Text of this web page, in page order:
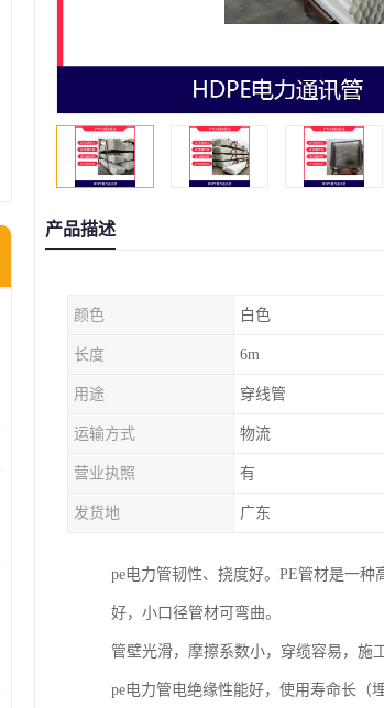
产品描述
颜色 白色
长度 6m
用途 穿线管
运输方式 物流
营业执照 有
发货地 广东
pe电力管韧性、挠度好。PE管材是一
好，小口径管材可弯曲。
管壁光滑，摩擦系数小，穿缆容易，施
pe电力管电绝缘性能好，使用寿命长（